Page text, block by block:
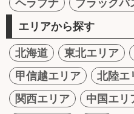
エリアから探す
北海道 東北エリア
甲信越エリア
北陸エ
関西エリア
中国エリ